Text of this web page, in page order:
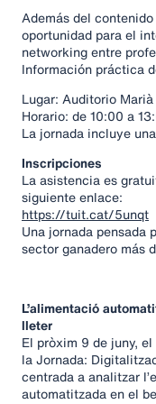
Además del
oportunidad para el
networking entre
Información práctica
Lugar: Auditorio
Horario: de 10:00 a
La jornada incluye
Inscripciones
La asistencia es
siguiente enlace:
https://tuit.cat/5unqt
Una jornada pensada
sector ganadero más
L’alimentació
lleter
El pròxim 9 de juny,
la Jornada:
centrada a analitzar
automatitzada en el